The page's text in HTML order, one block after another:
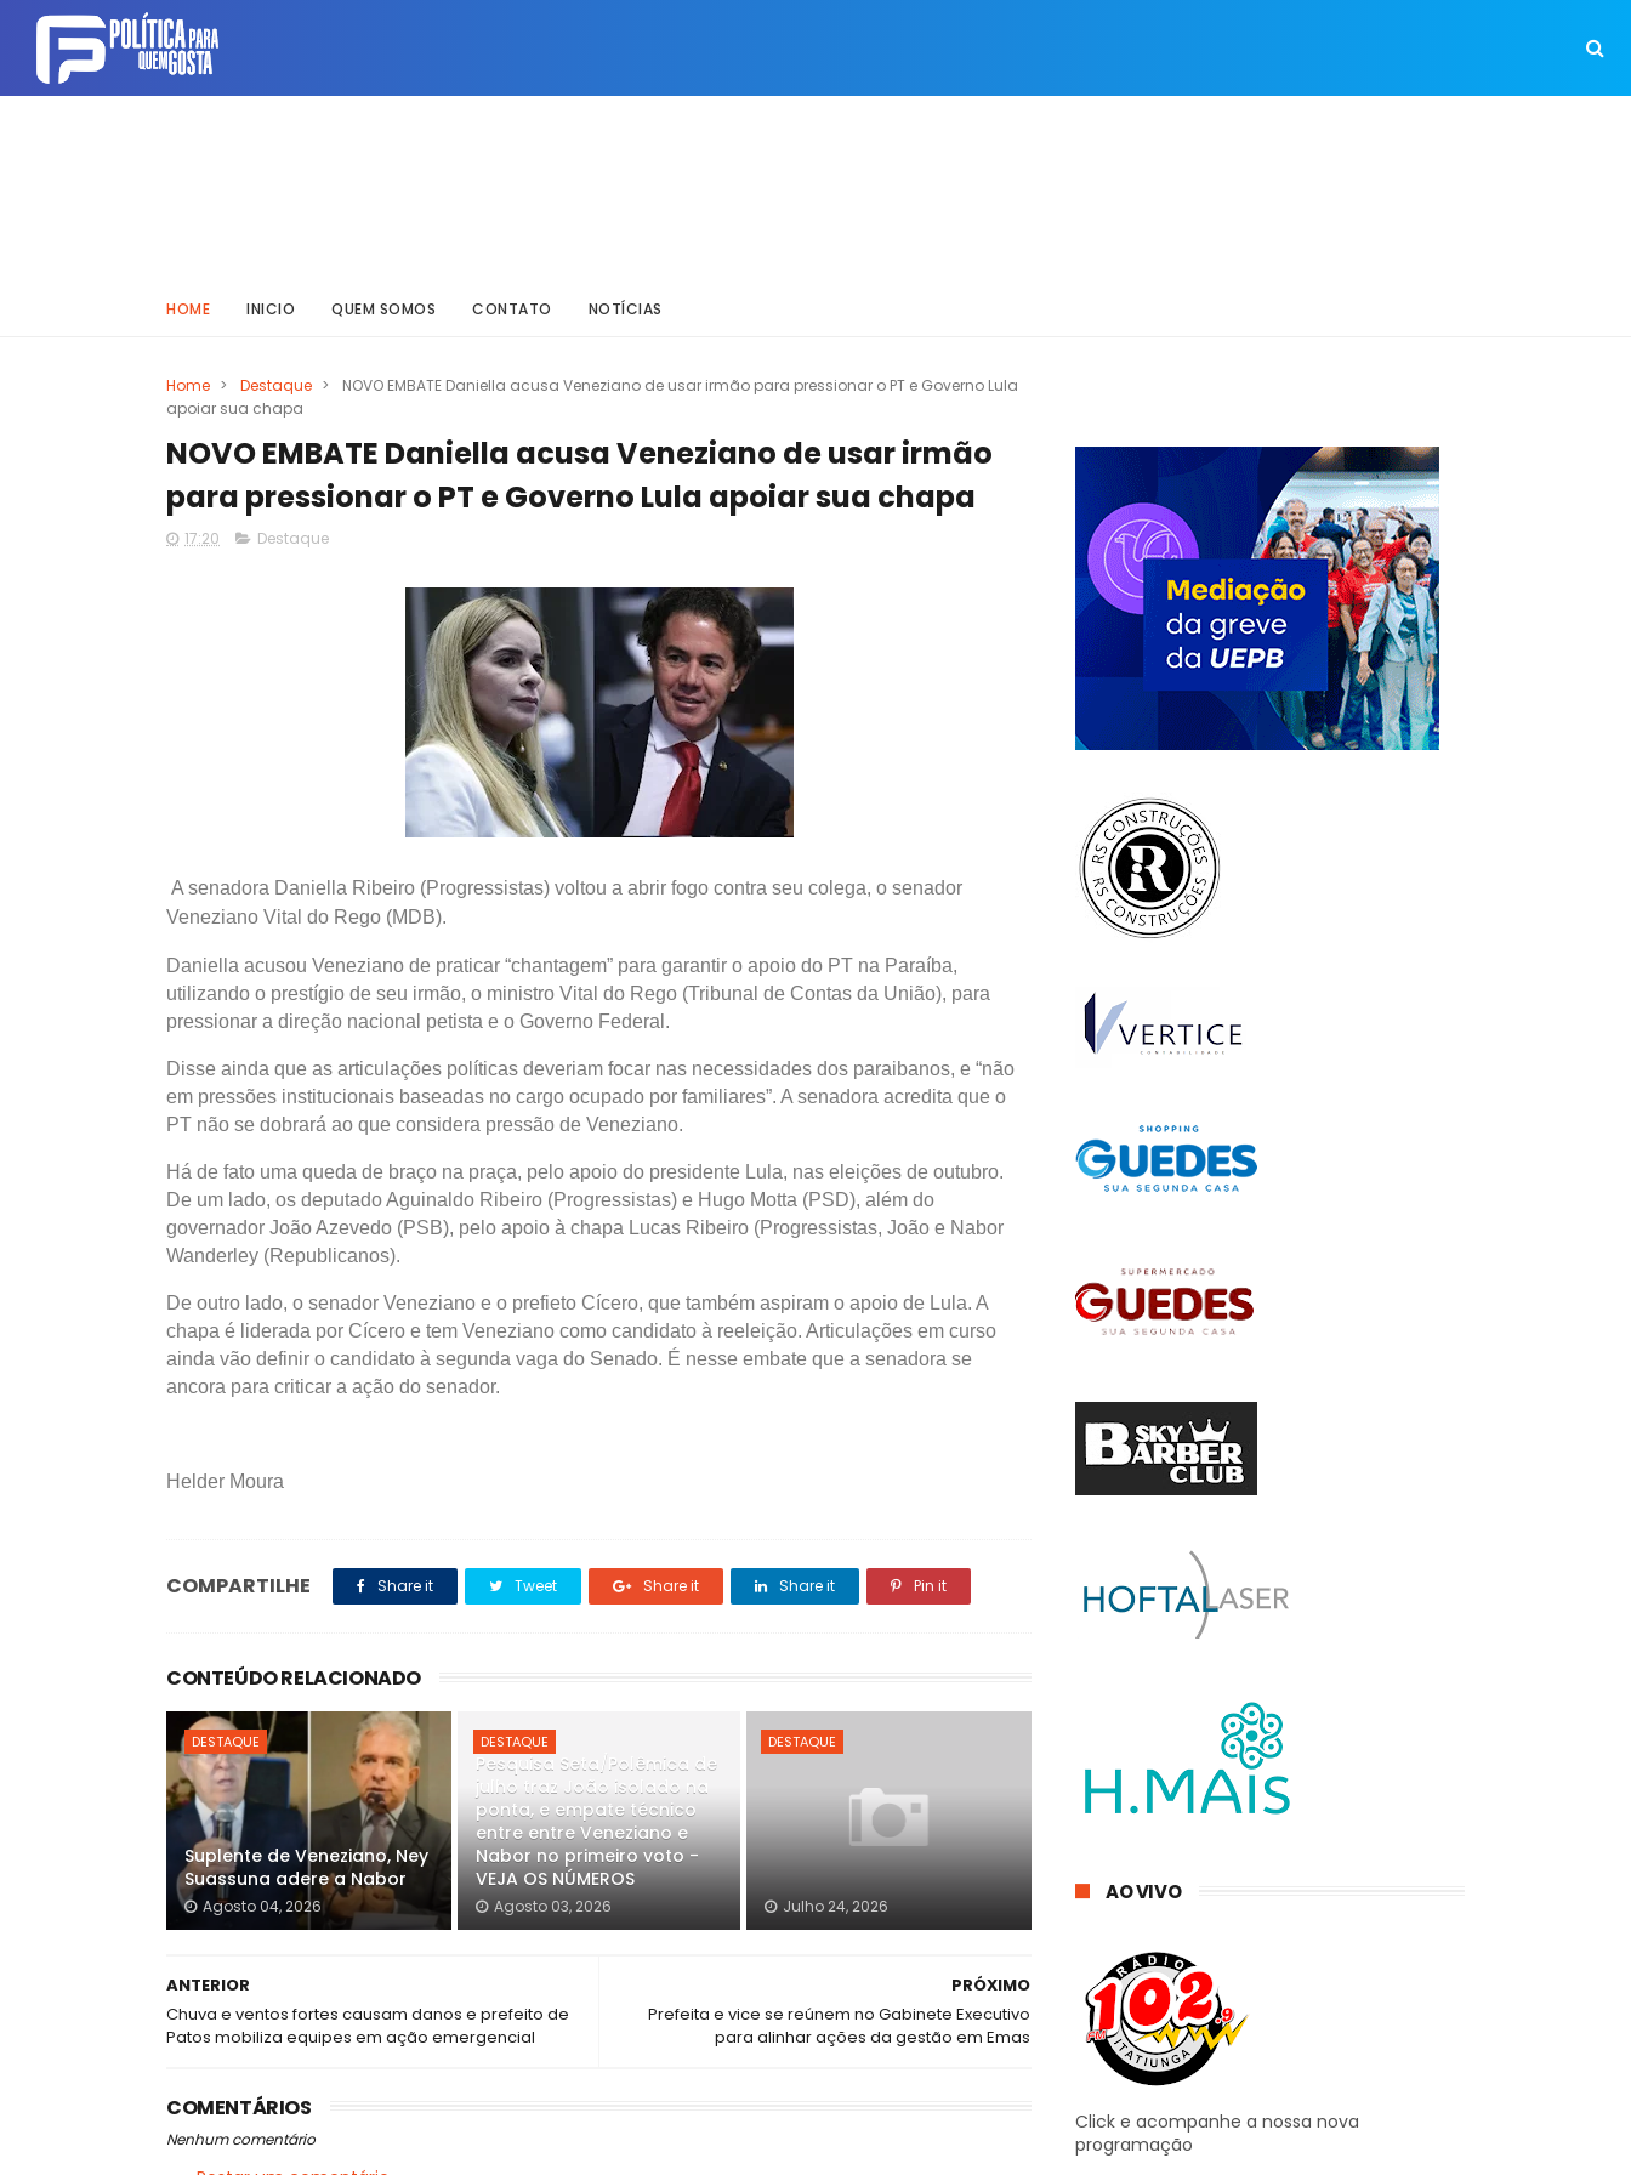
HOME INICIO QUEM SOMOS CONTATO NOTÍCIAS
Home > Destaque >
NOVO EMBATE Daniella acusa Veneziano de usar irmão para pressionar o PT e Governo Lula
apoiar sua chapa
NOVO EMBATE Daniella acusa Veneziano de usar irmão
para pressionar o PT e Governo Lula apoiar sua chapa
17:20 Destaque
A senadora Daniella Ribeiro (Progressistas) voltou a abrir fogo contra seu colega, o senador
Veneziano Vital do Rego (MDB).
Daniella acusou Veneziano de praticar “chantagem” para garantir o apoio do PT na Paraíba,
utilizando o prestígio de seu irmão, o ministro Vital do Rego (Tribunal de Contas da União), para
pressionar a direção nacional petista e o Governo Federal.
Disse ainda que as articulações políticas deveriam focar nas necessidades dos paraibanos, e “não
em pressões institucionais baseadas no cargo ocupado por familiares”. A senadora acredita que o
PT não se dobrará ao que considera pressão de Veneziano.
Há de fato uma queda de braço na praça, pelo apoio do presidente Lula, nas eleições de outubro.
De um lado, os deputado Aguinaldo Ribeiro (Progressistas) e Hugo Motta (PSD), além do
governador João Azevedo (PSB), pelo apoio à chapa Lucas Ribeiro (Progressistas, João e Nabor
Wanderley (Republicanos).
De outro lado, o senador Veneziano e o prefieto Cícero, que também aspiram o apoio de Lula. A
chapa é liderada por Cícero e tem Veneziano como candidato à reeleição. Articulações em curso
ainda vão definir o candidato à segunda vaga do Senado. É nesse embate que a senadora se
ancora para criticar a ação do senador.
Helder Moura
COMPARTILHE Share it Tweet Share it Share it Pin it
CONTEÚDO RELACIONADO
DESTAQUE
Suplente de Veneziano, Ney
Suassuna adere a Nabor
Agosto 04, 2026
DESTAQUE
Pesquisa Seta/Polêmica de
julho traz João isolado na
ponta, e empate técnico
entre entre Veneziano e
Nabor no primeiro voto -
VEJA OS NÚMEROS
Agosto 03, 2026
DESTAQUE
Julho 24, 2026
PRÓXIMO
Prefeita e vice se reúnem no Gabinete Executivo
para alinhar ações da gestão em Emas
ANTERIOR
Chuva e ventos fortes causam danos e prefeito de
Patos mobiliza equipes em ação emergencial
COMENTÁRIOS
Nenhum comentário
AO VIVO
Click e acompanhe a nossa nova
programação